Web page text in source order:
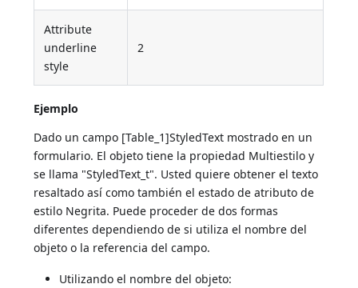
Attribute
underline
style
2
Ejemplo
Dado un campo [Table_1]StyledText mostrado en un
formulario. El objeto tiene la propiedad Multiestilo y
se llama "StyledText_t". Usted quiere obtener el texto
resaltado así como también el estado de atributo de
estilo Negrita. Puede proceder de dos formas
diferentes dependiendo de si utiliza el nombre del
objeto o la referencia del campo.
Utilizando el nombre del objeto: